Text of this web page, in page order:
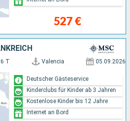
527 €
6 T Valencia 05.09.2026
Deutscher Gästeservice
Kinderclubs für Kinder ab 3 Jahren
Kostenlose Kinder bis 12 Jahre
Internet an Bord